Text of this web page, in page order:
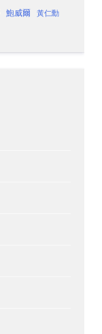
鮑威爾 黃仁勳